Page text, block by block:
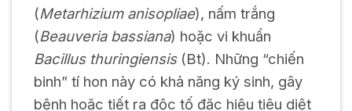
(Metarhizium anisopliae), nấm trắng
(Beauveria bassiana) hoặc vi khuẩn
Bacillus thuringiensis(Bt). Những “chiến
binh” tí hon này có khả năng ký sinh, gây
bệnh hoặc tiết ra độc tố đặc hiệu tiêu diệt